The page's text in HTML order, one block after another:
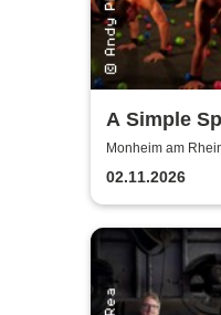
A Simple
Monheim am
02.11.2026